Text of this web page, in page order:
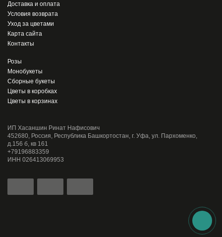
Доставка и оплата
Условия возврата
Уход за цветами
Карта сайта
Контакты
Розы
Монобукеты
Сборные букеты
Цветы в коробках
Цветы в корзинах
ИП Хасаншин Ринат Нафисович
452680, Россия, Республика Башкортостан, г. Уфа, ул. Пархоменко,
д.156 б, кв 161
+79196883359
ИНН 026413069953